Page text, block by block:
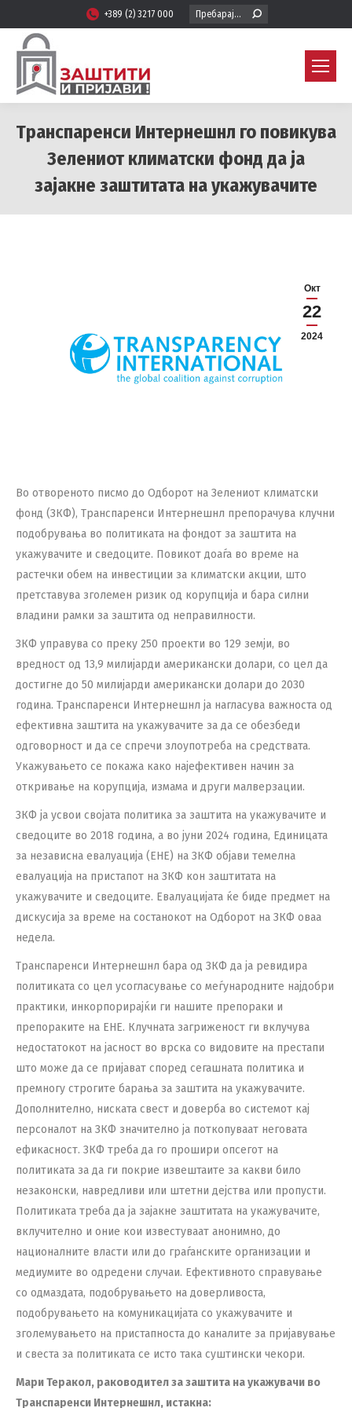
+389 (2) 3217 000 Search:
Транспаренси Интернешнл го повикува
Зелениот климатски фонд да ја
зајакне заштитата на укажувачите
Окт
22
2024
Во отвореното писмо до Одборот на Зелениот климатски
фонд (ЗКФ), Транспаренси Интернешнл препорачува клучни
подобрувања во политиката на фондот за заштита на
укажувачите и сведоците. Повикот доаѓа во време на
растечки обем на инвестиции за климатски акции, што
претставува зголемен ризик од корупција и бара силни
владини рамки за заштита од неправилности.
ЗКФ управува со преку 250 проекти во 129 земји, во
вредност од 13,9 милијарди американски долари, со цел да
достигне до 50 милијарди американски долари до 2030
година. Транспаренси Интернешнл ја нагласува важноста од
ефективна заштита на укажувачите за да се обезбеди
одговорност и да се спречи злоупотреба на средствата.
Укажувањето се покажа како најефективен начин за
откривање на корупција, измама и други малверзации.
ЗКФ ја усвои својата политика за заштита на укажувачите и
сведоците во 2018 година, а во јуни 2024 година, Единицата
за независна евалуација (ЕНЕ) на ЗКФ објави темелна
евалуација на пристапот на ЗКФ кон заштитата на
укажувачите и сведоците. Евалуацијата ќе биде предмет на
дискусија за време на состанокот на Одборот на ЗКФ оваа
недела.
Транспаренси Интернешнл бара од ЗКФ да ја ревидира
политиката со цел усогласување со меѓународните најдобри
практики, инкорпорирајќи ги нашите препораки и
препораките на ЕНЕ. Клучната загриженост ги вклучува
недостатокот на јасност во врска со видовите на престапи
што може да се пријават според сегашната политика и
премногу строгите барања за заштита на укажувачите.
Дополнително, ниската свест и доверба во системот кај
персоналот на ЗКФ значително ја поткопуваат неговата
ефикасност. ЗКФ треба да го прошири опсегот на
политиката за да ги покрие извештаите за какви било
незаконски, навредливи или штетни дејства или пропусти.
Политиката треба да ја зајакне заштитата на укажувачите,
вклучително и оние кои известуваат анонимно, до
националните власти или до граѓанските организации и
медиумите во одредени случаи. Ефективното справување
со одмаздата, подобрувањето на доверливоста,
подобрувањето на комуникацијата со укажувачите и
зголемувањето на пристапноста до каналите за пријавување
и свеста за политиката се исто така суштински чекори.
Мари Теракол, раководителза заштита на укажувачи во
Транспаренси Интернешнл, истакна: